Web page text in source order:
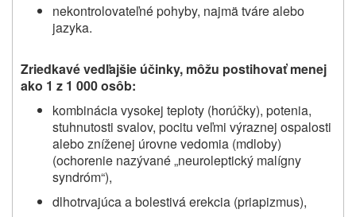
nekontrolovateľné pohyby, najmä tváre alebo
jazyka.
Zriedkavé vedľajšie účinky, môžu postihovať menej
ako 1 z 1 000 osôb:
kombinácia vysokej teploty (horúčky), potenia,
stuhnutosti svalov, pocitu veľmi výraznej ospalosti
alebo zníženej úrovne vedomia (mdloby)
(ochorenie nazývané „neuroleptický malígny
syndróm“),
dlhotrvajúca a bolestivá erekcia (priapizmus),